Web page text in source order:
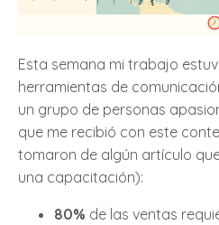
Esta semana mi trabajo
herramientas de
un grupo de personas
que me recibió con este
tomaron de algún artículo
una capacitación):
80% de las ventas